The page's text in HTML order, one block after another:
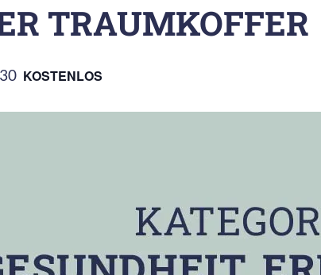
TRAUMKOFFER
KOSTENLOS